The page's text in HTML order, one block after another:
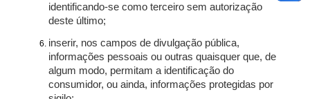
identificando-se como terceiro sem autorização
deste último;
inserir, nos campos de divulgação pública,
informações pessoais ou outras quaisquer que, de
algum modo, permitam a identificação do
consumidor, ou ainda, informações protegidas por